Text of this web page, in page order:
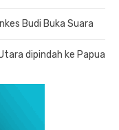
Budi Buka Suara
dipindah ke Papua